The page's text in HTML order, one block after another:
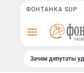
ФОНТАНКА SUP
Зачем депутаты